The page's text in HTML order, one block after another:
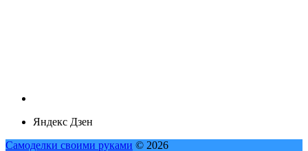
Яндекс Дзен
Самоделки своими руками © 2026